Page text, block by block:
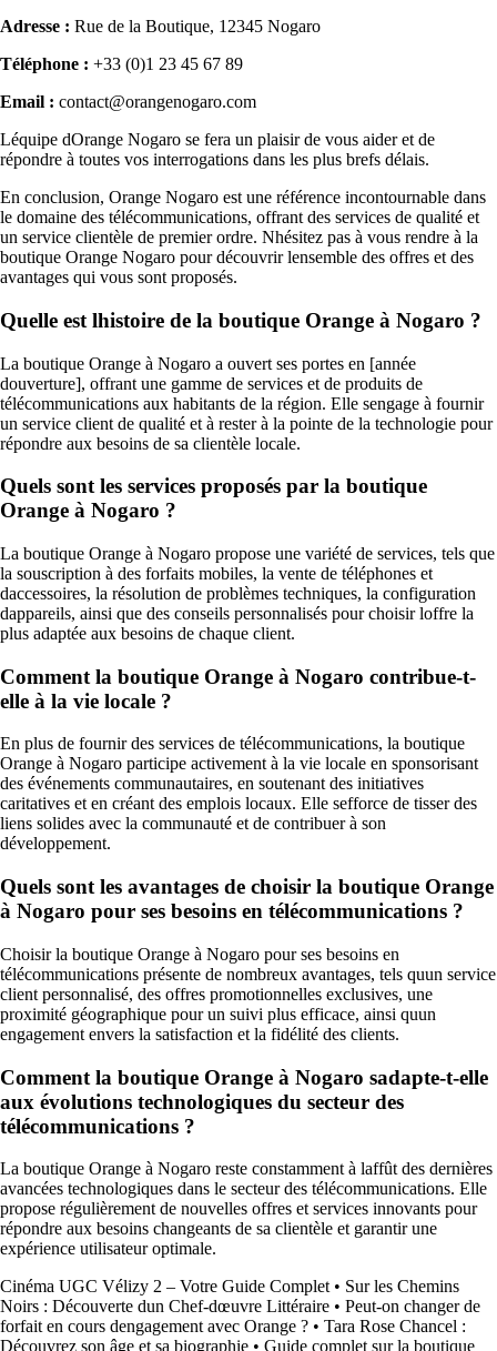
Adresse : Rue de la Boutique, 12345 Nogaro
Téléphone : +33 (0)1 23 45 67 89
Email : contact@orangenogaro.com
Léquipe dOrange Nogaro se fera un plaisir de vous aider et de
répondre à toutes vos interrogations dans les plus brefs délais.
En conclusion, Orange Nogaro est une référence incontournable dans
le domaine des télécommunications, offrant des services de qualité et
un service clientèle de premier ordre. Nhésitez pas à vous rendre à la
boutique Orange Nogaro pour découvrir lensemble des offres et des
avantages qui vous sont proposés.
Quelle est lhistoire de la boutique Orange à Nogaro ?
La boutique Orange à Nogaro a ouvert ses portes en [année
douverture], offrant une gamme de services et de produits de
télécommunications aux habitants de la région. Elle sengage à fournir
un service client de qualité et à rester à la pointe de la technologie pour
répondre aux besoins de sa clientèle locale.
Quels sont les services proposés par la boutique
Orange à Nogaro ?
La boutique Orange à Nogaro propose une variété de services, tels que
la souscription à des forfaits mobiles, la vente de téléphones et
daccessoires, la résolution de problèmes techniques, la configuration
dappareils, ainsi que des conseils personnalisés pour choisir loffre la
plus adaptée aux besoins de chaque client.
Comment la boutique Orange à Nogaro contribue-t-
elle à la vie locale ?
En plus de fournir des services de télécommunications, la boutique
Orange à Nogaro participe activement à la vie locale en sponsorisant
des événements communautaires, en soutenant des initiatives
caritatives et en créant des emplois locaux. Elle sefforce de tisser des
liens solides avec la communauté et de contribuer à son
développement.
Quels sont les avantages de choisir la boutique Orange
à Nogaro pour ses besoins en télécommunications ?
Choisir la boutique Orange à Nogaro pour ses besoins en
télécommunications présente de nombreux avantages, tels quun service
client personnalisé, des offres promotionnelles exclusives, une
proximité géographique pour un suivi plus efficace, ainsi quun
engagement envers la satisfaction et la fidélité des clients.
Comment la boutique Orange à Nogaro sadapte-t-elle
aux évolutions technologiques du secteur des
télécommunications ?
La boutique Orange à Nogaro reste constamment à laffût des dernières
avancées technologiques dans le secteur des télécommunications. Elle
propose régulièrement de nouvelles offres et services innovants pour
répondre aux besoins changeants de sa clientèle et garantir une
expérience utilisateur optimale.
Cinéma UGC Vélizy 2 – Votre Guide Complet • Sur les Chemins
Noirs : Découverte dun Chef-dœuvre Littéraire • Peut-on changer de
forfait en cours dengagement avec Orange ? • Tara Rose Chancel :
Découvrez son âge et sa biographie • Guide complet sur la boutique